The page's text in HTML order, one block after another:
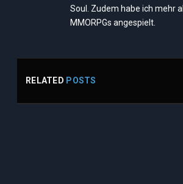
Soul. Zudem habe ich mehr
MMORPGs angespielt.
RELATED POSTS